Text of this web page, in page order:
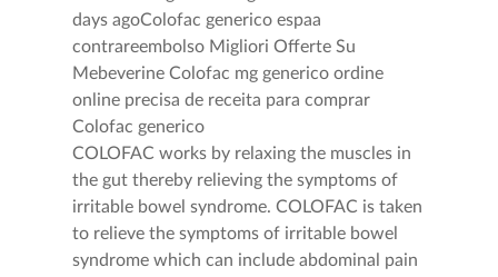
days agoColofac generico espaa
contrareembolso Migliori Offerte Su
Mebeverine Colofac mg generico ordine
online precisa de receita para comprar
Colofac generico
COLOFAC works by relaxing the muscles in
the gut thereby relieving the symptoms of
irritable bowel syndrome. COLOFAC is taken
to relieve the symptoms of irritable bowel
syndrome which can include abdominal pain